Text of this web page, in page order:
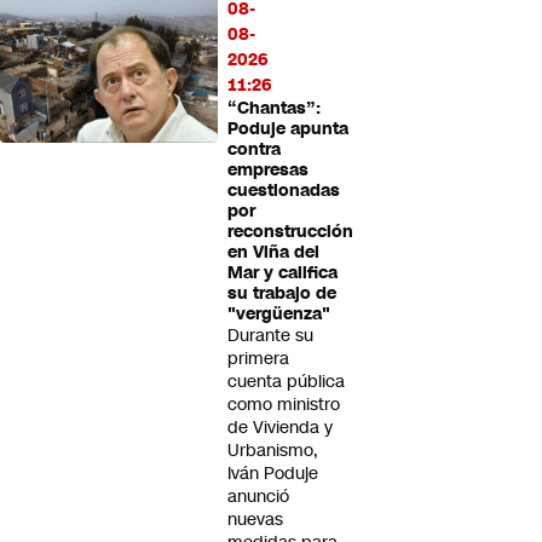
08-
08-
2026
11:26
“Chantas”:
Poduje apunta
contra
empresas
cuestionadas
por
reconstrucción
en Viña del
Mar y califica
su trabajo de
"vergüenza"
Durante su
primera
cuenta pública
como ministro
de Vivienda y
Urbanismo,
Iván Poduje
anunció
nuevas